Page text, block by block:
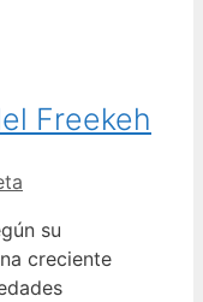
Freekeh
su
creciente